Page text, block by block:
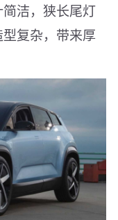
洁，狭长尾灯
复杂，带来厚